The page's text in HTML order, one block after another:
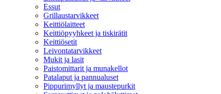
Essut
Grillaustarvikkeet
Keittiölaitteet
Keittiöpyyhkeet ja tiskirätit
Keittiösetit
Leivontatarvikkeet
Mukit ja lasit
Paistomittarit ja munakellot
Patalaput ja pannualuset
Pippurimyllyt ja maustepurkit